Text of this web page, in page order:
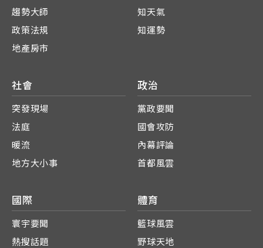
趨勢大師
政策法規
地產房市
知天氣
知運勢
社會
突發現場
法庭
暖流
地方大小事
政治
黨政要聞
國會攻防
內幕評論
首都風雲
國際
寰宇要聞
熱搜話題
體育
籃球風雲
野球天地